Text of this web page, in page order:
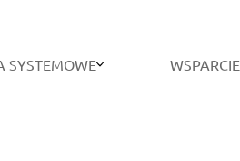
SYSTEMOWE WSPARCIE